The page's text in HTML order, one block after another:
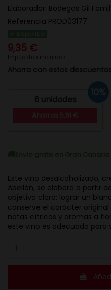
Elaborador: Bodegas Gil
Referencia PROD03177
9,35 €
Impuestos incluidos
Ahorra con estos
6 unidades
10%
Este vino desalcoholizado,
Abellán, se elabora a partir
objetivo claro: lograr un
conserve el carácter
notas cítricas y aromas a
este vino es adecuado para